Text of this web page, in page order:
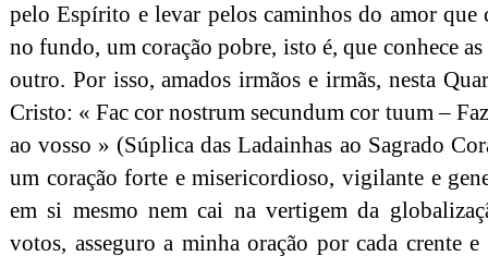
pelo Espírito e levar pelos caminhos do amor que
no fundo, um coração pobre, isto é, que conhece
outro. Por isso, amados irmãos e irmãs, nesta
Cristo: « Fac cor nostrum secundum cor tuum –
ao vosso » (Súplica das Ladainhas ao Sagrado
um coração forte e misericordioso, vigilante e
em si mesmo nem cai na vertigem da
votos, asseguro a minha oração por cada crente